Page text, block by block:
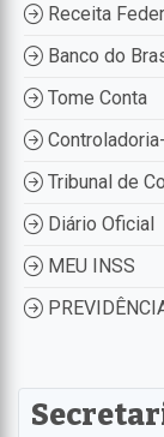
Receita
Banco do
Tome Conta
Tribunal de
Diário Oficial
MEU INSS